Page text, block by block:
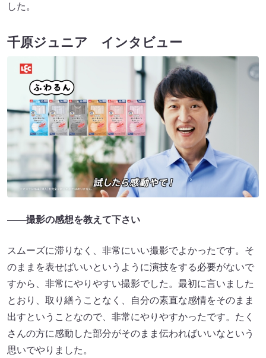
した。
千原ジュニア インタビュー
――撮影の感想を教えて下さい
スムーズに滞りなく、非常にいい撮影でよかったです。そ
のままを表せばいいというように演技をする必要がないで
すから、非常にやりやすい撮影でした。最初に言いました
とおり、取り繕うことなく、自分の素直な感情をそのまま
出すということなので、非常にやりやすかったです。たく
さんの方に感動した部分がそのまま伝わればいいなという
思いでやりました。